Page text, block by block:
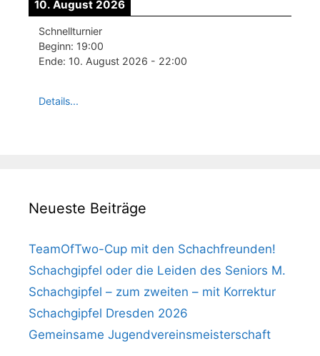
10. August 2026
Schnellturnier
Beginn: 19:00
Ende: 10. August 2026 - 22:00
Details...
Neueste Beiträge
TeamOfTwo-Cup mit den Schachfreunden!
Schachgipfel oder die Leiden des Seniors M.
Schachgipfel – zum zweiten – mit Korrektur
Schachgipfel Dresden 2026
Gemeinsame Jugendvereinsmeisterschaft